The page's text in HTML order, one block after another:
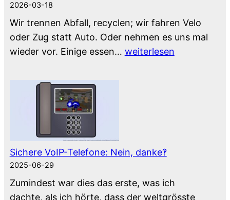
2026-03-18
Wir trennen Abfall, recyclen; wir fahren Velo
oder Zug statt Auto. Oder nehmen es uns mal
wieder vor. Einige essen… Wie
jetzt?
weiterlesen
Sichere VoIP-Telefone: Nein, danke‽
2025-06-29
Zumindest war dies das erste, was ich
dachte, als ich hörte, dass der weltgrösste